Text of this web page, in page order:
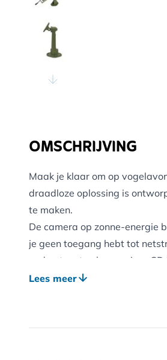
OMSCHRIJVING
Maak je klaar om op
draadloze oplossing is
te maken.
De camera op zonne-energie
je geen toegang hebt tot
ondersteunt ook een micro-
app is gratis en eenvoudig te
Geen draden meer: Camera
Lees meer